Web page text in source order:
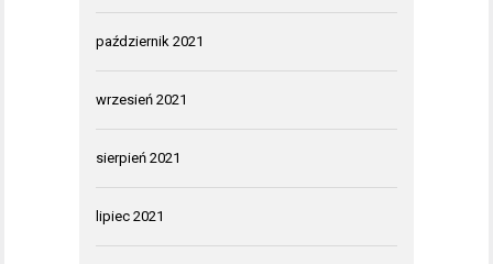
październik 2021
wrzesień 2021
sierpień 2021
lipiec 2021